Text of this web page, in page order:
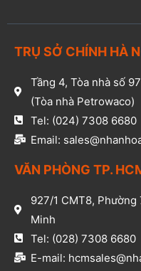
TRỤ SỞ CHÍNH HÀ
Tầng 4, Tòa nhà số
(Tòa nhà Petrowaco)
Tel: (024) 7308 6680
Email:
VĂN PHÒNG TP.
927/1 CMT8, Phường
Minh​
Tel: (028) 7308 6680​
E-mail: